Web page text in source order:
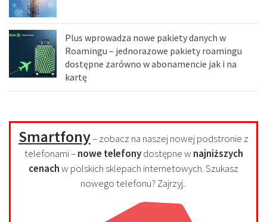
Plus wprowadza nowe pakiety danych w
Roamingu – jednorazowe pakiety roamingu
dostępne zarówno w abonamencie jak i na
kartę
Smartfony– zobacz na naszej nowej podstronie z
telefonami –nowe telefonydostępne w najniższych
cenachw polskich sklepach internetowych. Szukasz
nowego telefonu? Zajrzyj..